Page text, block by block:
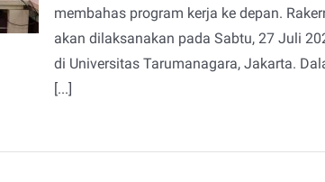
membahas program kerja ke depan.
akan dilaksanakan pada Sabtu, 27 Juli
di Universitas Tarumanagara, Jakarta.
[...]